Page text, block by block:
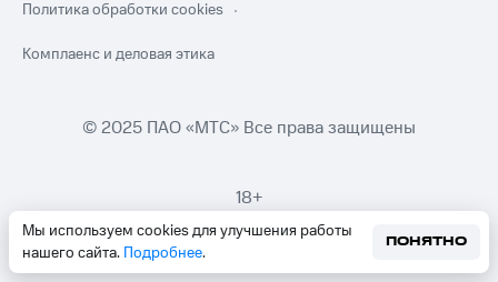
Мы используем cookies для улучшения работы
нашего сайта. Подробнее.
ПОНЯТНО
Политика обработки cookies
Комплаенс и деловая этика
© 2025 ПАО «МТС» Все права защищены
18+